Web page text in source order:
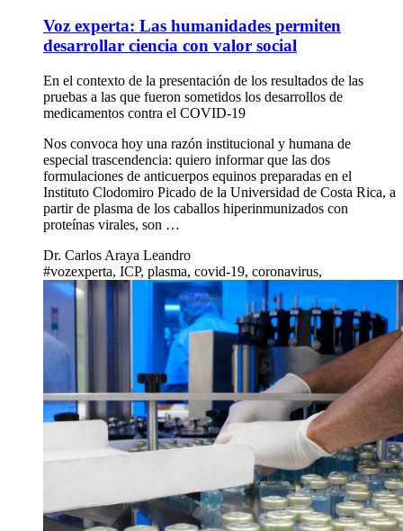
Voz experta: Las humanidades permiten
desarrollar ciencia con valor social
En el contexto de la presentación de los resultados de las
pruebas a las que fueron sometidos los desarrollos de
medicamentos contra el COVID-19
Nos convoca hoy una razón institucional y humana de
especial trascendencia: quiero informar que las dos
formulaciones de anticuerpos equinos preparadas en el
Instituto Clodomiro Picado de la Universidad de Costa Rica, a
partir de plasma de los caballos hiperinmunizados con
proteínas virales, son …
Dr. Carlos Araya Leandro
#vozexperta, ICP, plasma, covid-19, coronavirus,